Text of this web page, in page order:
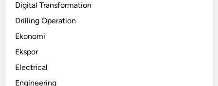
Digital Transformation
Drilling Operation
Ekonomi
Ekspor
Electrical
Engineering